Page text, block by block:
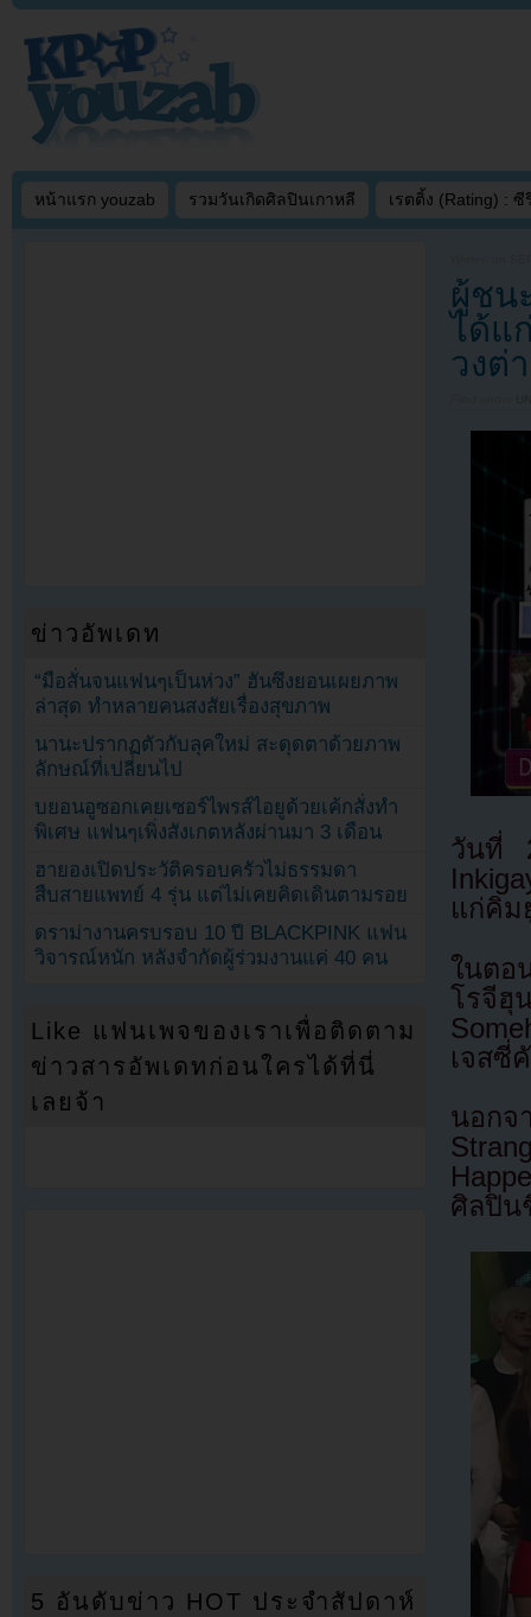
หน้าแรก youzab รวมวันเกิดศิลปินเกาหลี เรตติ้ง (Rating) : ซี
ผู้ชน
ได้แ
วงต่
วันที่
แก่คิม
ในตอ
โรจีฮุ
เจสซี่
นอก
ศิลปิน
ข่าวอัพเดท
“มือสั่นจนแฟนๆเป็นห่วง” ฮันซึงยอนเผยภาพ
ล่าสุด ทำหลายคนสงสัยเรื่องสุขภาพ
นานะปรากฏตัวกับลุคใหม่ สะดุดตาด้วยภาพ
ลักษณ์ที่เปลี่ยนไป
บยอนอูซอกเคยเซอร์ไพรส์ไอยูด้วยเค้กสั่งทำ
พิเศษ แฟนๆเพิ่งสังเกตหลังผ่านมา 3 เดือน
ฮายองเปิดประวัติครอบครัวไม่ธรรมดา
สืบสายแพทย์ 4 รุ่น แต่ไม่เคยคิดเดินตามรอย
ดราม่างานครบรอบ 10 ปี BLACKPINK แฟน
วิจารณ์หนัก หลังจำกัดผู้ร่วมงานแค่ 40 คน
Like แฟนเพจของเราเพื่อติดตาม
ข่าวสารอัพเดทก่อนใครได้ที่นี่
เลยจ้า
5 อันดับข่าว HOT ประจำสัปดาห์